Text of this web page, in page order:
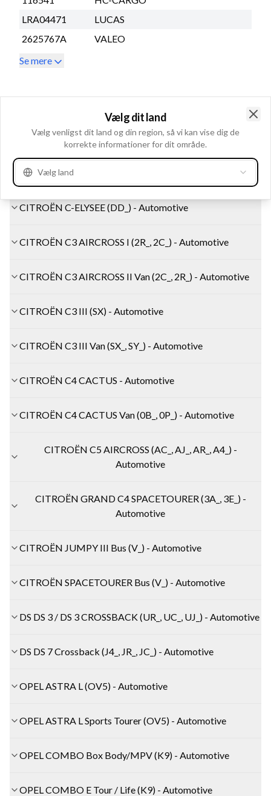
LRA04471
LUCAS
2625767A
VALEO
Se mere
CITROËN BERLINGO (ER_, EC_) - Automotive
CITROËN BERLINGO Box Body/MPV (K9) - Automotive
CITROËN C-ELYSEE (DD_) - Automotive
CITROËN C3 AIRCROSS I (2R_, 2C_) - Automotive
CITROËN C3 AIRCROSS II Van (2C_, 2R_) - Automotive
CITROËN C3 III (SX) - Automotive
CITROËN C3 III Van (SX_, SY_) - Automotive
CITROËN C4 CACTUS - Automotive
CITROËN C4 CACTUS Van (0B_, 0P_) - Automotive
CITROËN C5 AIRCROSS (AC_, AJ_, AR_, A4_) -
Automotive
CITROËN GRAND C4 SPACETOURER (3A_, 3E_) -
Automotive
CITROËN JUMPY III Bus (V_) - Automotive
CITROËN SPACETOURER Bus (V_) - Automotive
DS DS 3 / DS 3 CROSSBACK (UR_, UC_, UJ_) - Automotive
DS DS 7 Crossback (J4_, JR_, JC_) - Automotive
OPEL ASTRA L (OV5) - Automotive
OPEL ASTRA L Sports Tourer (OV5) - Automotive
OPEL COMBO Box Body/MPV (K9) - Automotive
OPEL COMBO E Tour / Life (K9) - Automotive
Vælg dit land
Vælg venligst dit land og din region, så vi kan vise dig de
korrekte informationer for dit område.
Vælg land